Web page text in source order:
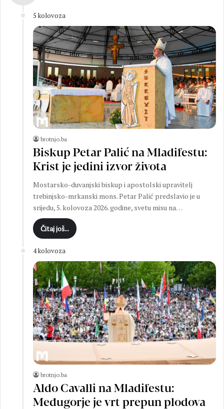
5 kolovoza
brotnjo.ba
Biskup Petar Palić na Mladifestu:
Krist je jedini izvor života
Mostarsko-duvanjski biskup i apostolski upravitelj
trebinjsko-mrkanski mons. Petar Palić predslavio je u
srijedu, 5. kolovoza 2026. godine, svetu misu na…
Čitaj još...
4 kolovoza
brotnjo.ba
Aldo Cavalli na Mladifestu:
Međugorje je vrt prepun plodova